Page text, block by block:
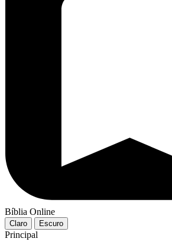
Bíblia Online
Claro Escuro
Principal